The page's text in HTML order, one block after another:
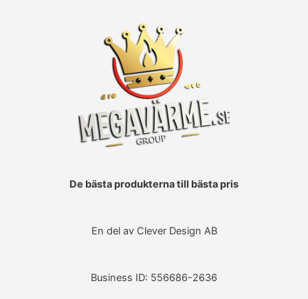
De bästa produkterna till bästa pris
En del av Clever Design AB
Business ID: 556686-2636